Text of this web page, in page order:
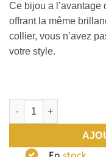
Ce bijou a l’avantage
offrant la même
collier, vous n’avez
votre style.
quantité de Chaîne